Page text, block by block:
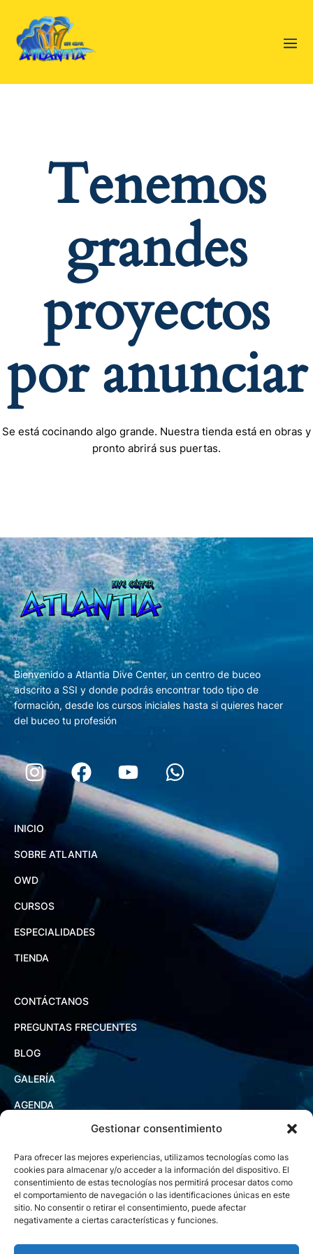
Gestionar consentimiento
Para ofrecer las mejores experiencias, utilizamos tecnologías como las
cookies para almacenar y/o acceder a la información del dispositivo. El
consentimiento de estas tecnologías nos permitirá procesar datos como
el comportamiento de navegación o las identificaciones únicas en este
sitio. No consentir o retirar el consentimiento, puede afectar
negativamente a ciertas características y funciones.
Tenemos
grandes
proyectos
por anunciar
Se está cocinando algo grande. Nuestra tienda está en obras y
pronto abrirá sus puertas.
Bienvenido a Atlantia Dive Center, un centro de buceo
adscrito a SSI y donde podrás encontrar todo tipo de
formación, desde los cursos iniciales hasta si quieres hacer
del buceo tu profesión
INICIO
SOBRE ATLANTIA
OWD
CURSOS
ESPECIALIDADES
TIENDA
CONTÁCTANOS
PREGUNTAS FRECUENTES
BLOG
GALERÍA
AGENDA